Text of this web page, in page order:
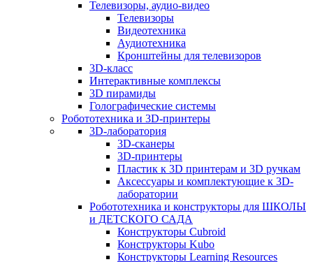
Телевизоры, аудио-видео
Телевизоры
Видеотехника
Аудиотехника
Кронштейны для телевизоров
3D-класс
Интерактивные комплексы
3D пирамиды
Голографические системы
Робототехника и 3D-принтеры
3D-лаборатория
3D-сканеры
3D-принтеры
Пластик к 3D принтерам и 3D ручкам
Аксессуары и комплектующие к 3D-
лаборатории
Робототехника и конструкторы для ШКОЛЫ
и ДЕТСКОГО САДА
Конструкторы Cubroid
Конструкторы Kubo
Конструкторы Learning Resources